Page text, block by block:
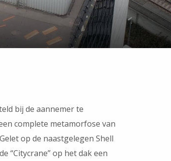
bij de aannemer te
complete metamorfose van
op de naastgelegen Shell
“Citycrane” op het dak een